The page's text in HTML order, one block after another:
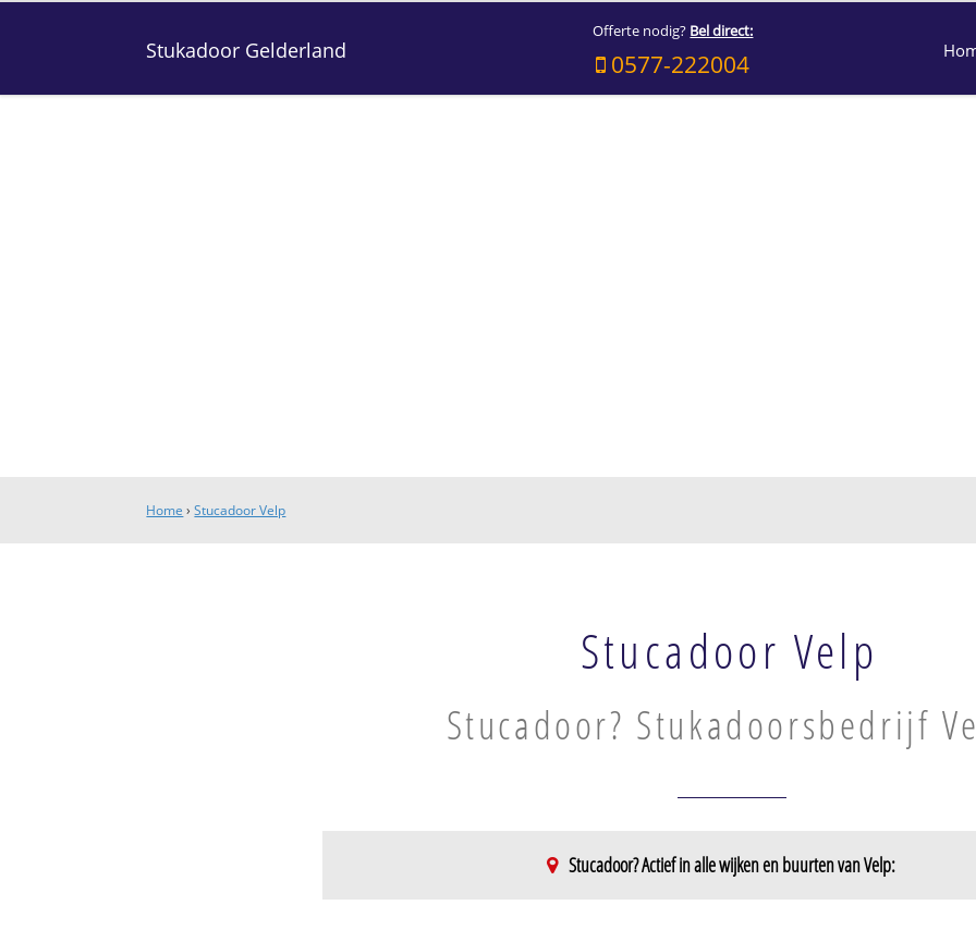
Stukadoor Gelderland
Offerte nodig? Bel direct:
0577-222004
Home ›Stucadoor Velp
Stucadoor Velp
Stucadoor? Stukadoorsbedrijf
Stucadoor? Actief in alle wijken en buurten van Velp: